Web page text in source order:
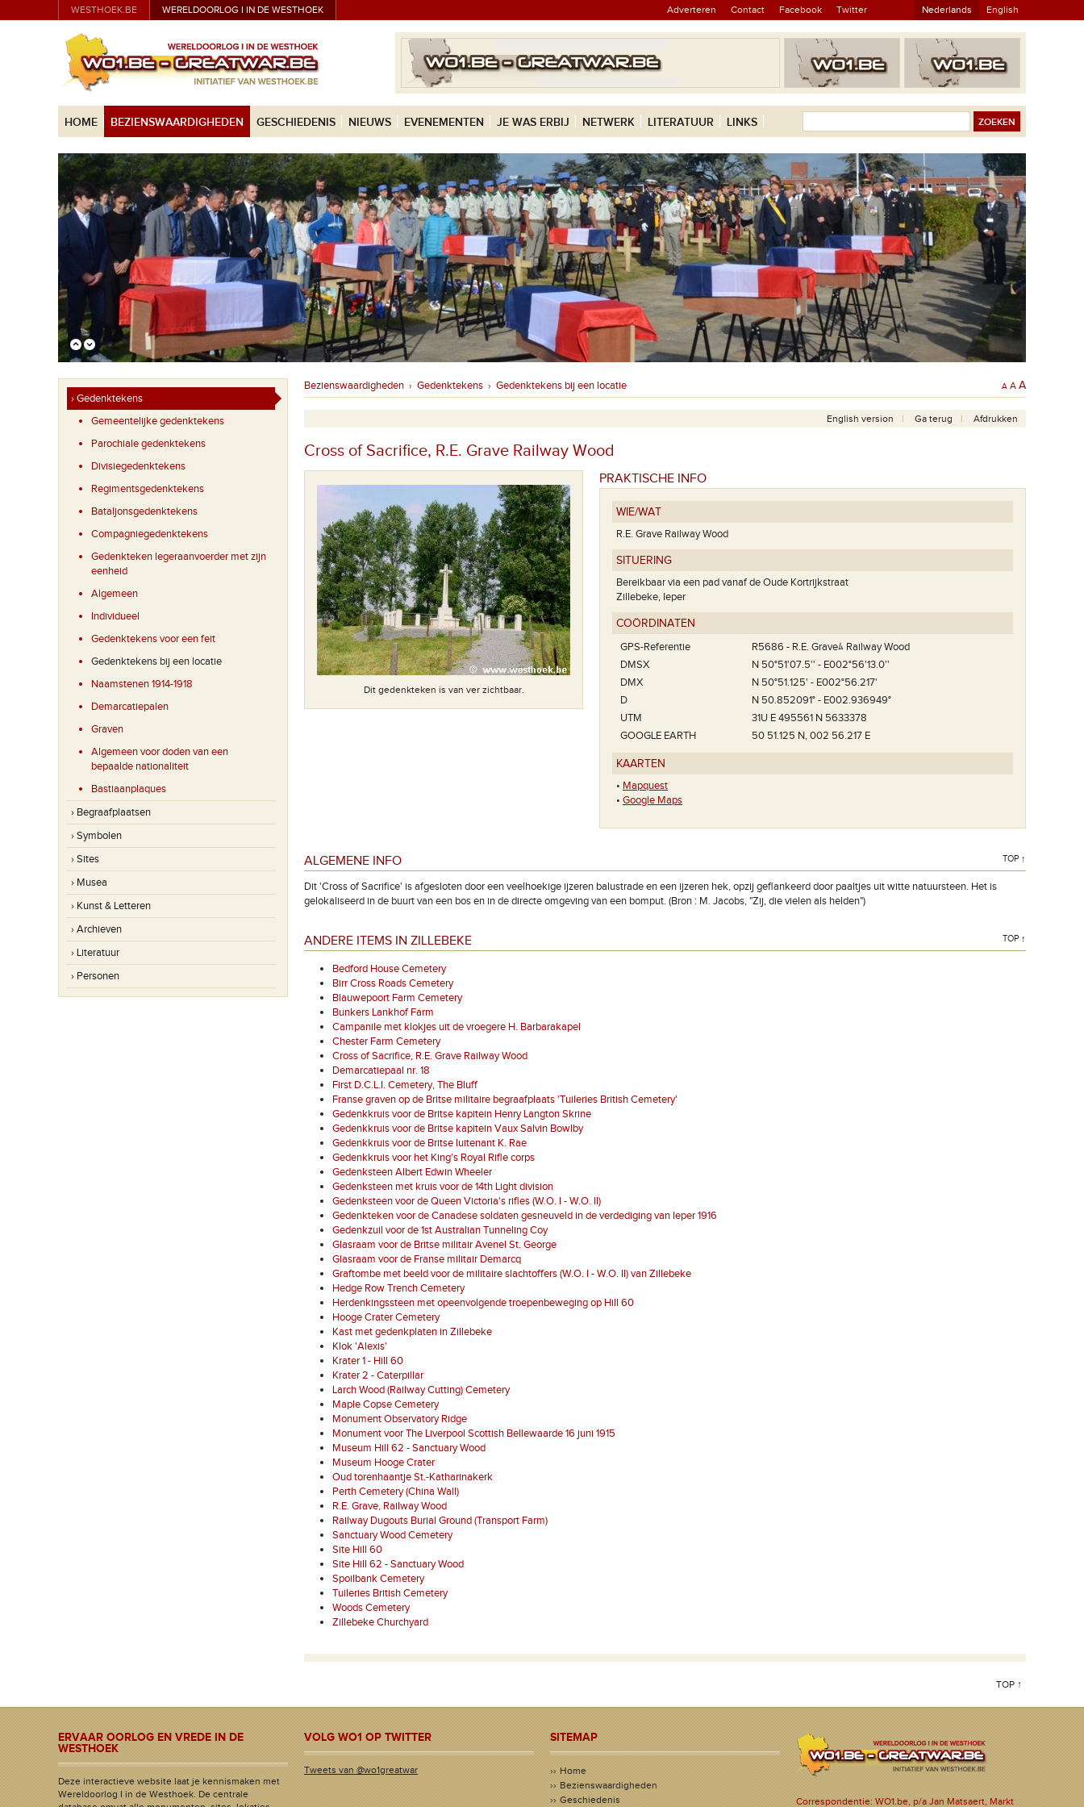
WESTHOEK.BE WERELDOORLOG I IN DE WESTHOEK Adverteren Contact Facebook Twitter Nederlands English
HOME BEZIENSWAARDIGHEDEN GESCHIEDENIS NIEUWS EVENEMENTEN JE WAS ERBIJ NETWERK LITERATUUR LINKS
› Gedenktekens
Gemeentelijke gedenktekens
Parochiale gedenktekens
Divisiegedenktekens
Regimentsgedenktekens
Bataljonsgedenktekens
Compagniegedenktekens
Gedenkteken legeraanvoerder met zijn
eenheid
Algemeen
Individueel
Gedenktekens voor een feit
Gedenktekens bij een locatie
Naamstenen 1914-1918
Demarcatiepalen
Graven
Algemeen voor doden van een
bepaalde nationaliteit
Bastiaanplaques
› Begraafplaatsen
› Symbolen
› Sites
› Musea
› Kunst & Letteren
› Archieven
› Literatuur
› Personen
Bezienswaardigheden › Gedenktekens › Gedenktekens bij een locatie A A A
English version Ga terug Afdrukken
Cross of Sacrifice, R.E. Grave Railway Wood
Dit gedenkteken is van ver zichtbaar.
PRAKTISCHE INFO
WIE/WAT
R.E. Grave Railway Wood
SITUERING
Bereikbaar via een pad vanaf de Oude Kortrijkstraat
Zillebeke, Ieper
COÖRDINATEN
GPS-Referentie
R5686 - R.E. Graveﾑ Railway Wood
DMSX
N 50°51'07.5'' - E002°56'13.0''
DMX
N 50°51.125' - E002°56.217'
D
N 50.852091° - E002.936949°
UTM
31U E 495561 N 5633378
GOOGLE EARTH
50 51.125 N, 002 56.217 E
KAARTEN
• Mapquest
• Google Maps
ALGEMENE INFO TOP ↑
Dit 'Cross of Sacrifice' is afgesloten door een veelhoekige ijzeren balustrade en een ijzeren hek, opzij geflankeerd door paaltjes uit witte natuursteen. Het is
gelokaliseerd in de buurt van een bos en in de directe omgeving van een bomput. (Bron : M. Jacobs, "Zij, die vielen als helden")
ANDERE ITEMS IN ZILLEBEKE TOP ↑
Bedford House Cemetery
Birr Cross Roads Cemetery
Blauwepoort Farm Cemetery
Bunkers Lankhof Farm
Campanile met klokjes uit de vroegere H. Barbarakapel
Chester Farm Cemetery
Cross of Sacrifice, R.E. Grave Railway Wood
Demarcatiepaal nr. 18
First D.C.L.I. Cemetery, The Bluff
Franse graven op de Britse militaire begraafplaats 'Tuileries British Cemetery'
Gedenkkruis voor de Britse kapitein Henry Langton Skrine
Gedenkkruis voor de Britse kapitein Vaux Salvin Bowlby
Gedenkkruis voor de Britse luitenant K. Rae
Gedenkkruis voor het King's Royal Rifle corps
Gedenksteen Albert Edwin Wheeler
Gedenksteen met kruis voor de 14th Light division
Gedenksteen voor de Queen Victoria's rifles (W.O. I - W.O. II)
Gedenkteken voor de Canadese soldaten gesneuveld in de verdediging van Ieper 1916
Gedenkzuil voor de 1st Australian Tunneling Coy
Glasraam voor de Britse militair Avenel St. George
Glasraam voor de Franse militair Demarcq
Graftombe met beeld voor de militaire slachtoffers (W.O. I - W.O. II) van Zillebeke
Hedge Row Trench Cemetery
Herdenkingssteen met opeenvolgende troepenbeweging op Hill 60
Hooge Crater Cemetery
Kast met gedenkplaten in Zillebeke
Klok 'Alexis'
Krater 1 - Hill 60
Krater 2 - Caterpillar
Larch Wood (Railway Cutting) Cemetery
Maple Copse Cemetery
Monument Observatory Ridge
Monument voor The Liverpool Scottish Bellewaarde 16 juni 1915
Museum Hill 62 - Sanctuary Wood
Museum Hooge Crater
Oud torenhaantje St.-Katharinakerk
Perth Cemetery (China Wall)
R.E. Grave, Railway Wood
Railway Dugouts Burial Ground (Transport Farm)
Sanctuary Wood Cemetery
Site Hill 60
Site Hill 62 - Sanctuary Wood
Spoilbank Cemetery
Tuileries British Cemetery
Woods Cemetery
Zillebeke Churchyard
TOP ↑
ERVAAR OORLOG EN VREDE IN DE
WESTHOEK
Deze interactieve website laat je kennismaken met
Wereldoorlog I in de Westhoek. De centrale
VOLG WO1 OP TWITTER
Tweets van @wo1greatwar
SITEMAP
Home
Bezienswaardigheden
Geschiedenis
Correspondentie: WO1.be, p/a Jan Matsaert, Markt